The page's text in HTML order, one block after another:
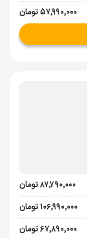
۵۷٬۹۹۰٬۰۰۰ تومان
۸۷٬۷۹۰٬۰۰۰ تومان
۱۰۶٬۹۹۰٬۰۰۰ تومان
۶۷٬۸۹۰٬۰۰۰ تومان